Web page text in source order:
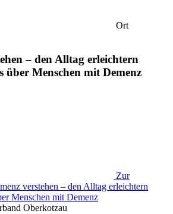
Ort
– den Alltag erleichtern
über Menschen mit Demenz
Zur
verstehen – den Alltag erleichtern
Menschen mit Demenz
Oberkotzau